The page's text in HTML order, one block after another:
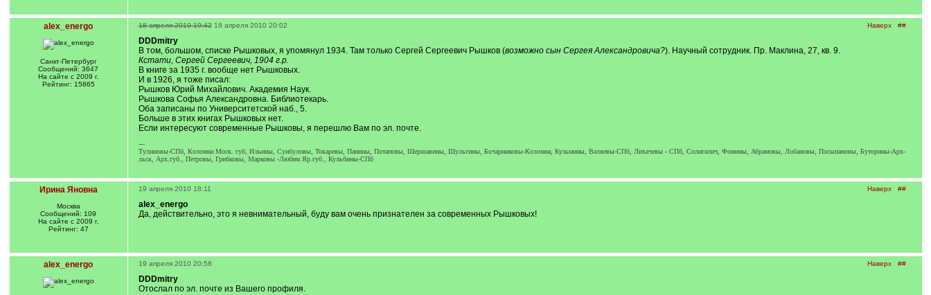
alex_energo
Санкт-Петербург
Сообщений: 3647
На сайте с 2009 г.
Рейтинг: 15865
Наверх ##
18 апреля 2010 19:42 18 апреля 2010 20:02
DDDmitry
В том, большом, списке Рышковых, я упомянул 1934. Там только Сергей Сергеевич Рышков (возможно сын Сергея Александровича?). Научный сотрудник. Пр. Маклина, 27, кв. 9.
Кстати, Сергей Сергеевич, 1904 г.р.
В книге за 1935 г. вообще нет Рышковых.
И в 1926, я тоже писал:
Рышков Юрий Михайлович. Академия Наук.
Рышкова Софья Александровна. Библиотекарь.
Оба записаны по Университетской наб., 5.
Больше в этих книгах Рышковых нет.
Если интересуют современные Рышковы, я перешлю Вам по эл. почте.
---
Тулиновы-СПб, Коломна Моск. губ, Ильины, Сунбуловы, Токаревы, Панины, Потаповы, Шершавины, Шульгины, Бочарниковы-Коломна, Кузьмины, Валяевы-СПб, Лихачевы - СПб, Солигалич, Фомины, Абрамовы, Лобановы, Посыпановы, Буторины-Арх-
льск, Арх.губ., Петровы, Грибковы, Марковы -Любим Яр.губ., Кульбины-СПб
Ирина Яновна
Москва
Сообщений: 109
На сайте с 2009 г.
Рейтинг: 47
Наверх ##
19 апреля 2010 18:11
alex_energo
Да, действительно, это я невнимательный, буду вам очень признателен за современных Рышковых!
alex_energo Наверх ##
19 апреля 2010 20:58
DDDmitry
Отослал по эл. почте из Вашего профиля.